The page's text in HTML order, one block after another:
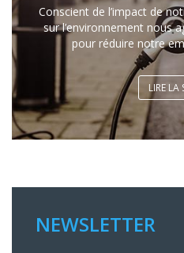
Conscient de l’impact de
sur l’environnement nous
pour réduire notre
LIRE LA
NEWSLETTER